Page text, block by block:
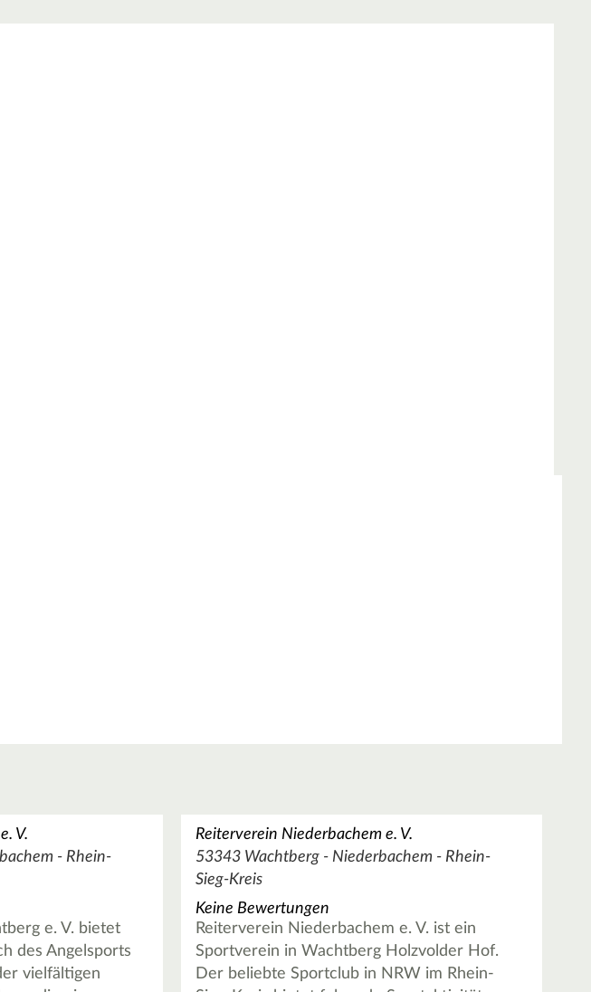
V.
- Rhein-
e. V. bietet
des Angelsports
vielfältigen
Reiterverein Niederbachem e. V.
53343 Wachtberg - Niederbachem - Rhein-
Sieg-Kreis
Keine Bewertungen
Reiterverein Niederbachem e. V. ist ein
Sportverein in Wachtberg Holzvolder Hof.
Der beliebte Sportclub in NRW im Rhein-